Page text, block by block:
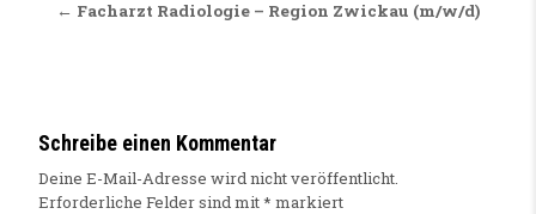
← Facharzt Radiologie – Region Zwickau (m/w/d)
Schreibe einen Kommentar
Deine E-Mail-Adresse wird nicht veröffentlicht.
Erforderliche Felder sind mit* markiert